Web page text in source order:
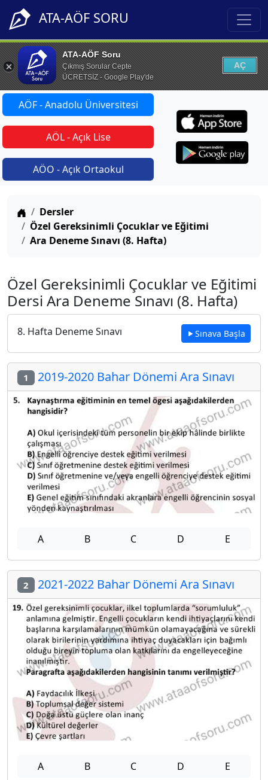
ATA-AÖF SORU
ATA-AÖF Soru
Çıkmış Sorular Cepte
ÜCRETSİZ - Google Play'de
AÇ
AÖF - Anadolu Üniversitesi
AÖL - Açık Lise
AÖO - Açık Ortaokul
Anasayfa
Dersler
Özel Gereksinimli Çocuklar ve Eğitimi
Ara Deneme Sınavı (8. Hafta)
Özel Gereksinimli Çocuklar ve Eğitimi
Dersi Ara Deneme Sınavı (8. Hafta)
8. Hafta Deneme Sınavı Sınava Başla
1 2019-2020 Bahar Dönemi Ara Sınavı
A B C D E
2 2021-2022 Bahar Dönemi Ara Sınavı
A B C D E